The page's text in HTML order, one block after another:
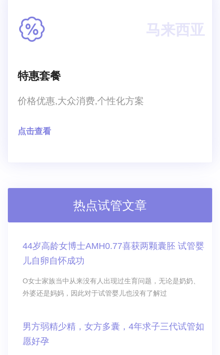
马来西亚
特惠套餐
价格优惠,大众消费,个性化方案
点击查看
热点试管文章
44岁高龄女博士AMH0.77喜获两颗囊胚 试管婴
儿自卵自怀成功
O女士家族当中从来没有人出现过生育问题，无论是奶奶、
外婆还是妈妈，因此对于试管婴儿也没有了解过
男方弱精少精，女方多囊，4年求子三代试管如
愿好孕